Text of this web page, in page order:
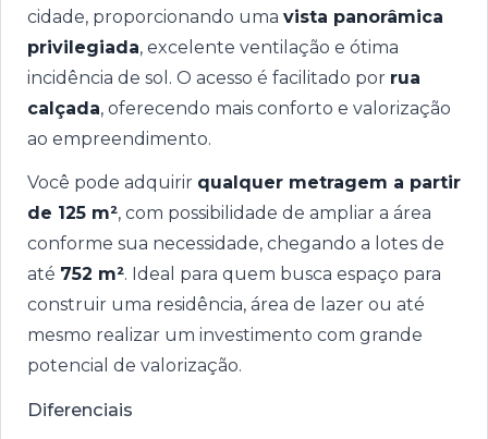
cidade, proporcionando uma vista panorâmica
privilegiada, excelente ventilação e ótima
incidência de sol. O acesso é facilitado por rua
calçada, oferecendo mais conforto e valorização
ao empreendimento.
Você pode adquirir qualquer metragem a partir
de 125 m², com possibilidade de ampliar a área
conforme sua necessidade, chegando a lotes de
até 752 m². Ideal para quem busca espaço para
construir uma residência, área de lazer ou até
mesmo realizar um investimento com grande
potencial de valorização.
Diferenciais